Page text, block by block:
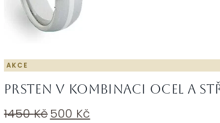
AKCE
Prsten v kombinaci ocel a
1450KčPůvodní
500 Kč